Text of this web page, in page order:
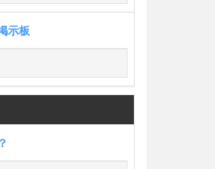
示板